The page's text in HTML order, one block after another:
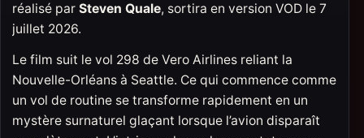
réalisé par Steven Quale, sortira en version VOD le 7
juillet 2026.
Le film suit le vol 298 de Vero Airlines reliant la
Nouvelle-Orléans à Seattle. Ce qui commence comme
un vol de routine se transforme rapidement en un
mystère surnaturel glaçant lorsque l’avion disparaît